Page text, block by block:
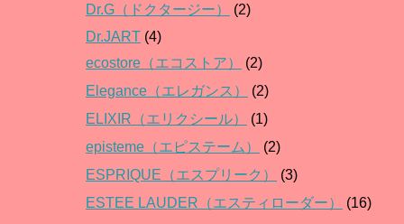
Dr.G（ドクタージー）
(2)
Dr.JART (4)
ecostore（エコストア）
(2)
Elegance（エレガンス）
(2)
ELIXIR（エリクシール）
(1)
episteme（エピステーム）
(2)
ESPRIQUE（エスプリーク）
(3)
ESTEE LAUDER（エスティローダー）
(16)